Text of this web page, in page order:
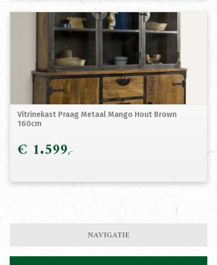
Vitrinekast Praag Metaal Mango Hout Brown
160cm
€ 1.599
NAVIGATIE